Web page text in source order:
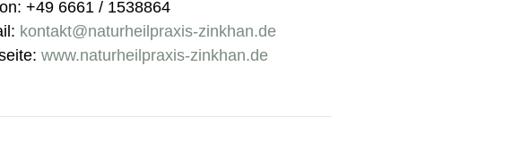
+49 6661 / 1538864
kontakt@naturheilpraxis-zinkhan.de
www.naturheilpraxis-zinkhan.de